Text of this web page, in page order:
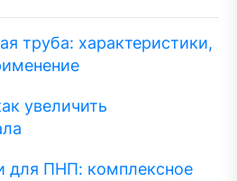
труба: характеристики,
увеличить
для ПНП: комплексное